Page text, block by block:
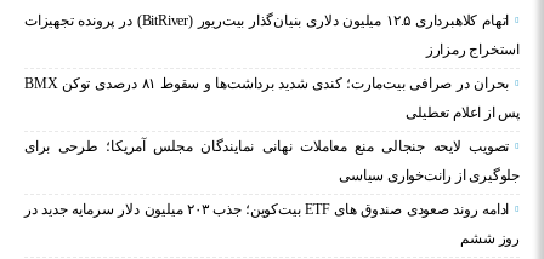
اتهام کلاهبرداری ۱۲.۵ میلیون دلاری بنیان‌گذار بیت‌ریور (BitRiver) در پرونده تجهیزات
استخراج رمزارز
بحران در صرافی بیت‌مارت؛ کندی شدید برداشت‌ها و سقوط ۸۱ درصدی توکن BMX
پس از اعلام تعطیلی
تصویب لایحه جنجالی منع معاملات نهانی نمایندگان مجلس آمریکا؛ طرحی برای
جلوگیری از رانت‌خواری سیاسی
ادامه روند صعودی صندوق‌ های ETF بیت‌کوین؛ جذب ۲۰۳ میلیون دلار سرمایه جدید در
روز ششم